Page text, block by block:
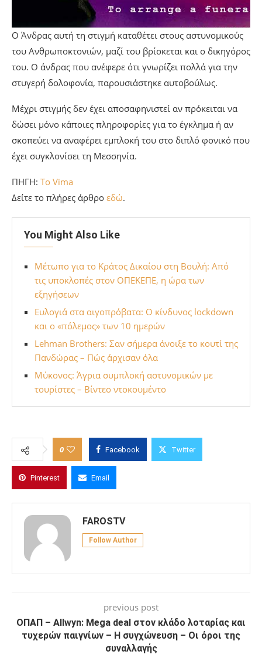
Ο Άνδρας αυτή τη στιγμή καταθέτει στους αστυνομικούς
του Ανθρωποκτονιών, μαζί του βρίσκεται και ο δικηγόρος
του. Ο άνδρας που ανέφερε ότι γνωρίζει πολλά για την
στυγερή δολοφονία, παρουσιάστηκε αυτοβούλως.
Μέχρι στιγμής δεν έχει αποσαφηνιστεί αν πρόκειται να
δώσει μόνο κάποιες πληροφορίες για το έγκλημα ή αν
σκοπεύει να αναφέρει εμπλοκή του στο διπλό φονικό που
έχει συγκλονίσει τη Μεσσηνία.
ΠΗΓΗ: To Vima
Δείτε το πλήρες άρθρο εδώ.
You Might Also Like
Μέτωπο για το Κράτος Δικαίου στη Βουλή: Από
τις υποκλοπές στον ΟΠΕΚΕΠΕ, η ώρα των
εξηγήσεων
Ευλογιά στα αιγοπρόβατα: Ο κίνδυνος lockdown
και ο «πόλεμος» των 10 ημερών
Lehman Brothers: Σαν σήμερα άνοιξε το κουτί της
Πανδώρας – Πώς άρχισαν όλα
Μύκονος: Άγρια συμπλοκή αστυνομικών με
τουρίστες – Βίντεο ντοκουμέντο
0 Facebook Twitter
Pinterest Email
FAROSTV
Follow Author
previous post
ΟΠΑΠ – Allwyn: Mega deal στον κλάδο λοταρίας και
τυχερών παιγνίων – Η συγχώνευση – Οι όροι της
συναλλαγής